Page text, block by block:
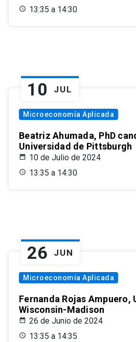
13:35 a 14:30
10 JUL
Microeconomía Aplicada
Beatriz Ahumada, PhD
Universidad de Pittsburgh
10 de Julio de 2024
13:35 a 14:30
26 JUN
Microeconomía Aplicada
Fernanda Rojas Ampuero,
Wisconsin-Madison
26 de Junio de 2024
13:35 a 14:35